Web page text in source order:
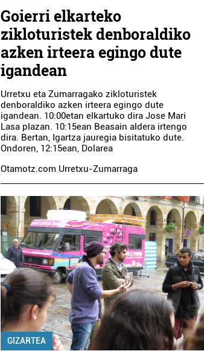
Goierri elkarteko
zikloturistek denboraldiko
azken irteera egingo dute
igandean
Urretxu eta Zumarragako zikloturistek
denboraldiko azken irteera egingo dute
igandean. 10:00etan elkartuko dira Jose Mari
Lasa plazan. 10:15ean Beasain aldera irtengo
dira. Bertan, Igartza jauregia bisitatuko dute.
Ondoren, 12:15ean, Dolarea
Otamotz.com Urretxu-Zumarraga
GIZARTEA